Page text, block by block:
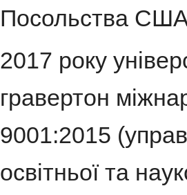
Посольства
2017 року
гравертон
9001:2015
освітньої та